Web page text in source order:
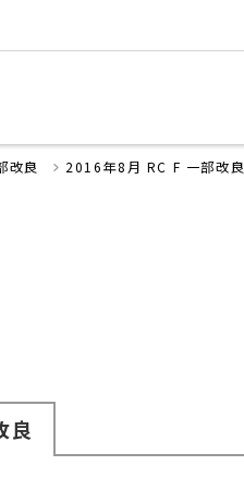
改良 2016年8月 RC F 一部改良
良